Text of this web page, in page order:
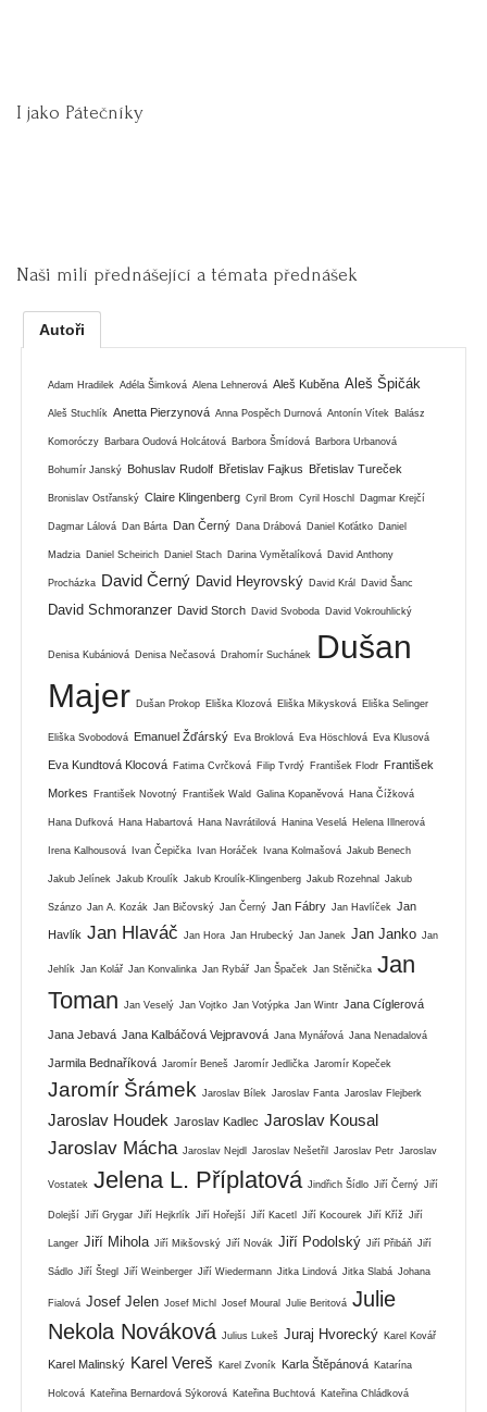
I jako Pátečníky
Naši milí přednášející a témata přednášek
Autoři
Adam Hradilek Adéla Šimková Alena Lehnerová Aleš Kuběna Aleš Špičák
Aleš Stuchlík Anetta Pierzynová Anna Pospěch Durnová Antonín Vítek Balász
Komoróczy Barbara Oudová Holcátová Barbora Šmídová Barbora Urbanová
Bohumír Janský Bohuslav Rudolf Břetislav Fajkus Břetislav Tureček
Bronislav Ostřanský Claire Klingenberg Cyril Brom Cyril Hoschl Dagmar Krejčí
Dagmar Lálová Dan Bárta Dan Černý Dana Drábová Daniel Koťátko Daniel
Madzia Daniel Scheirich Daniel Stach Darina Vymětalíková David Anthony
Procházka David Černý David Heyrovský David Král David Šanc
David Schmoranzer David Storch David Svoboda David Vokrouhlický
Denisa Kubániová Denisa Nečasová Drahomír Suchánek
Dušan
Majer Dušan Prokop Eliška Klozová Eliška Mikysková Eliška Selinger
Eliška Svobodová Emanuel Žďárský Eva Broklová Eva Höschlová Eva Klusová
Eva Kundtová Klocová Fatima Cvrčková Filip Tvrdý František Flodr František
Morkes František Novotný František Wald Galina Kopaněvová Hana Čížková
Hana Dufková Hana Habartová Hana Navrátilová Hanina Veselá Helena Illnerová
Irena Kalhousová Ivan Čepička Ivan Horáček Ivana Kolmašová Jakub Benech
Jakub Jelínek Jakub Kroulík Jakub Kroulík-Klingenberg Jakub Rozehnal Jakub
Szánzo Jan A. Kozák Jan Bičovský Jan Černý Jan Fábry Jan Havlíček Jan
Havlík Jan Hlaváč Jan Hora Jan Hrubecký Jan Janek Jan Janko Jan
Jehlík Jan Kolář Jan Konvalinka Jan Rybář Jan Špaček Jan Stěnička Jan
Toman
Jan Veselý Jan Vojtko Jan Votýpka Jan Wintr Jana Cíglerová
Jana Jebavá Jana Kalbáčová Vejpravová Jana Mynářová Jana Nenadalová
Jarmila Bednaříková Jaromír Beneš Jaromír Jedlička Jaromír Kopeček
Jaromír Šrámek Jaroslav Bílek Jaroslav Fanta Jaroslav Flejberk
Jaroslav Houdek Jaroslav Kadlec Jaroslav Kousal
Jaroslav Mácha Jaroslav Nejdl Jaroslav Nešetřil Jaroslav Petr Jaroslav
Vostatek Jelena L. Příplatová Jindřich Šídlo Jiří Černý Jiří
Dolejší Jiří Grygar Jiří Hejkrlík Jiří Hořejší Jiří Kacetl Jiří Kocourek Jiří Kříž Jiří
Langer Jiří Mihola Jiří Mikšovský Jiří Novák Jiří Podolský Jiří Přibáň Jiří
Sádlo Jiří Štegl Jiří Weinberger Jiří Wiedermann Jitka Lindová Jitka Slabá Johana
Fialová Josef Jelen Josef Michl Josef Moural Julie Beritová Julie
Nekola Nováková Julius Lukeš Juraj Hvorecký Karel Kovář
Karel Malinský Karel Vereš Karel Zvoník Karla Štěpánová Katarína
Holcová Kateřina Bernardová Sýkorová Kateřina Buchtová Kateřina Chládková